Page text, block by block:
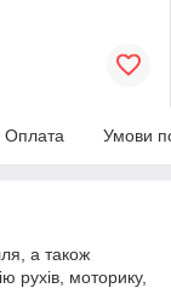
Оплата Умови
а також
рухів, моторику,